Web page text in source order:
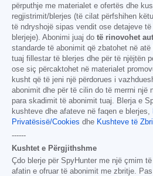
përputhje me materialet e ofertës dhe
regjistrimit/blerjes (të cilat përfshihen
të ndryshojë sipas vendit ose detajeve
blerjeje). Abonimi juaj do të rinovohet
standarde të abonimit që zbatohet në
tuaj fillestar të blerjes dhe për të njëjtën
ose siç përcaktohet në materialet
kusht që të jeni një përdorues i
abonimit dhe për të cilin do të merrni një
para skadimit të abonimit tuaj. Blerja e
kushteve dhe afateve në faqen e blerjes,
Privatësisë/Cookies dhe Kushteve të
------
Kushtet e Përgjithshme
Çdo blerje për SpyHunter me një çmim
afatin e ofruar të abonimit me zbritje.